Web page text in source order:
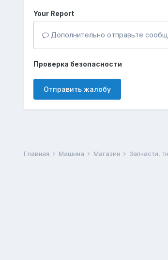
Your Report
Дополнительно отправьте
Проверка безопасности
Отправить жалобу
Главная Машина Магазин Запчасти,